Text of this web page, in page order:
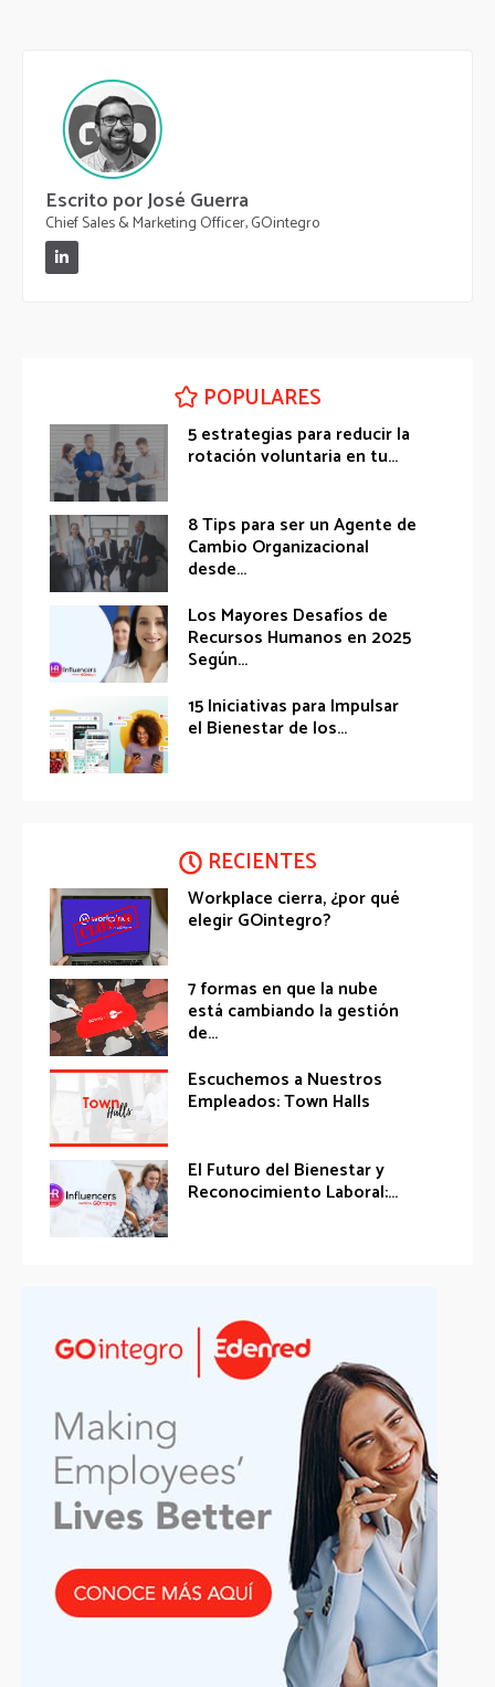
Escrito por José Guerra
Chief Sales & Marketing Officer, GOintegro
POPULARES
5 estrategias para reducir la
rotación voluntaria en tu...
8 Tips para ser un Agente de
Cambio Organizacional
desde...
Los Mayores Desafíos de
Recursos Humanos en 2025
Según...
15 Iniciativas para Impulsar
el Bienestar de los...
RECIENTES
Workplace cierra, ¿por qué
elegir GOintegro?
7 formas en que la nube
está cambiando la gestión
de...
Escuchemos a Nuestros
Empleados: Town Halls
El Futuro del Bienestar y
Reconocimiento Laboral:...